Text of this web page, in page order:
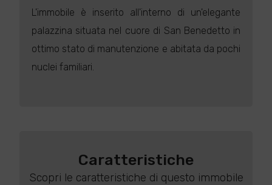
L'immobile è inserito all'interno di un'elegante
palazzina situata nel cuore di San Benedetto in
ottimo stato di manutenzione e abitata da pochi
nuclei familiari.
Caratteristiche
Scopri le caratteristiche di questo immobile